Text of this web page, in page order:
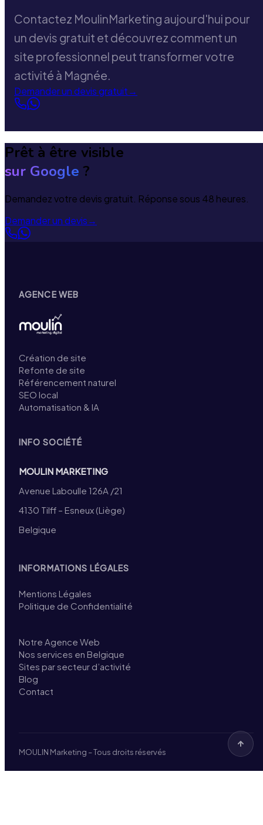
Contactez MoulinMarketing aujourd'hui pour
un devis gratuit et découvrez comment un
site professionnel peut transformer votre
activité à Magnée.
Demander un devis gratuit→
Prêt à être visible
sur Google ?
Demandez votre devis gratuit. Réponse sous 48 heures.
Demander un devis→
AGENCE WEB
Création de site
Refonte de site
Référencement naturel
SEO local
Automatisation & IA
INFO SOCIÉTÉ
MOULIN MARKETING
Avenue Laboulle 126A /21
4130 Tilff – Esneux (Liège)
Belgique
INFORMATIONS LÉGALES
Mentions Légales
Politique de Confidentialité
Notre Agence Web
Nos services en Belgique
Sites par secteur d’activité
Blog
Contact
MOULIN Marketing – Tous droits réservés